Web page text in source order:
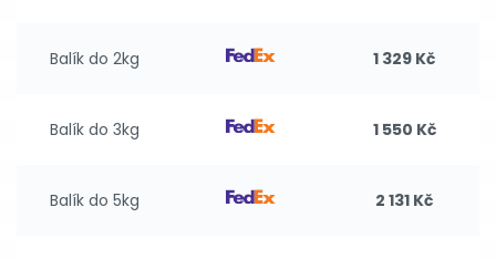
Balík do 2kg 1 329 Kč
Balík do 3kg 1 550 Kč
Balík do 5kg 2 131 Kč